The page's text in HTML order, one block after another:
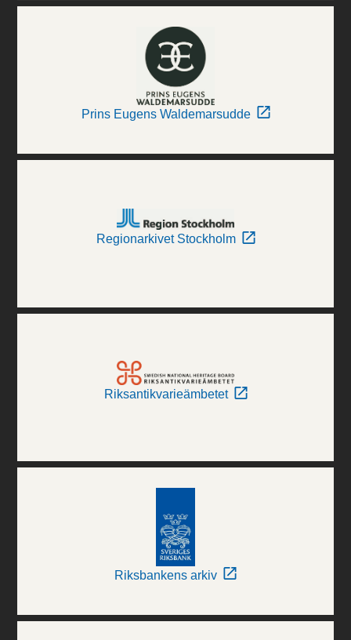
Prins Eugens Waldemarsudde
Regionarkivet Stockholm
Riksantikvarieämbetet
Riksbankens arkiv